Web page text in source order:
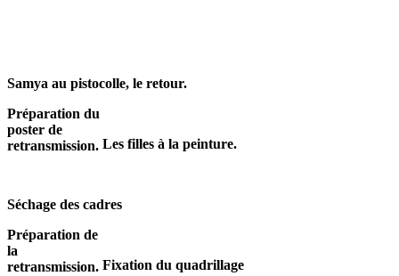
Samya au pistocolle, le retour.
Les filles à la peinture.
Séchage des cadres
Fixation du quadrillage
Préparation du
poster de
retransmission.
Préparation de
la
retransmission.